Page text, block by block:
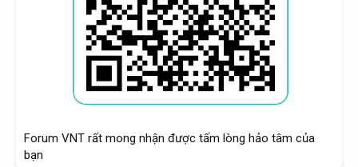
Forum VNT rất mong nhận được tấm lòng hảo tâm của
bạn